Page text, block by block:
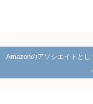
Amazonのアソシエイトと